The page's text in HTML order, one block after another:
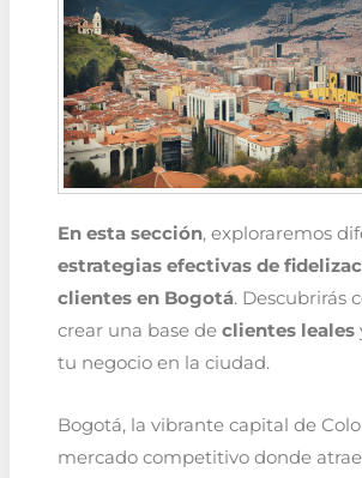
En esta sección, exploraremos
estrategias efectivas de
clientes en Bogotá. Descubrirás
crear una base de clientes leales
tu negocio en la ciudad.
Bogotá, la vibrante capital de
mercado competitivo donde